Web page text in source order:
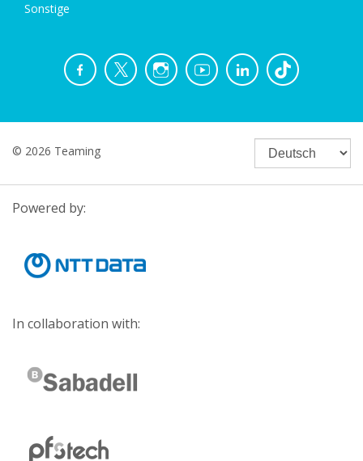
Sonstige
© 2026 Teaming
Powered by:
In collaboration with: